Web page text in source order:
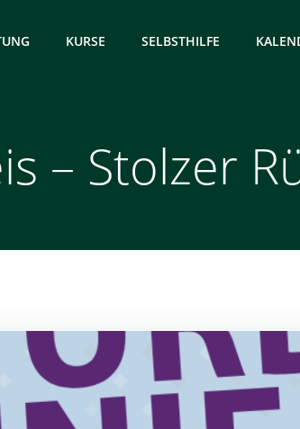
KURSE SELBSTHILFE
– Stolzer